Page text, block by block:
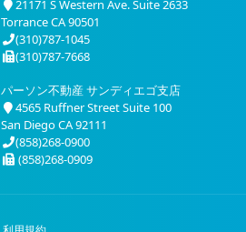
21171 S Western Ave. Suite 2633
Torrance CA 90501
(310)787-1045
(310)787-7668
パーソン不動産 サンディエゴ支店
4565 Ruffner Street Suite 100
San Diego CA 92111
(858)268-0900
(858)268-0909